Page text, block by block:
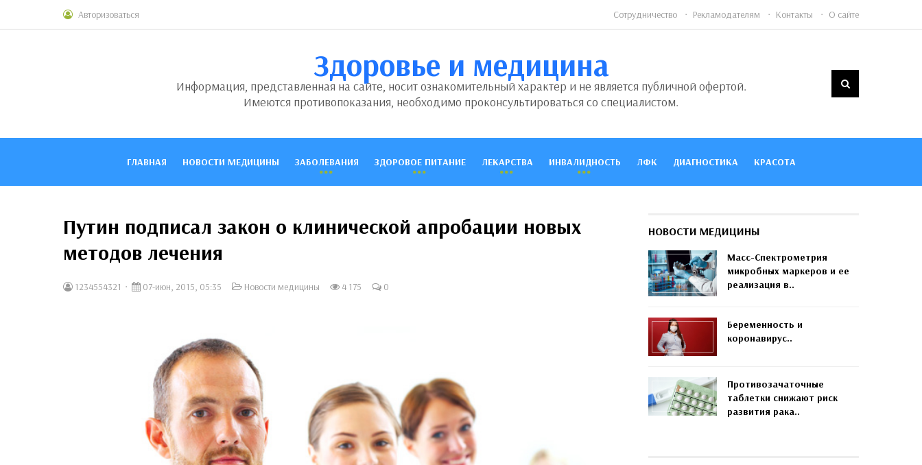
Авторизоваться Сотрудничество Рекламодателям Контакты О сайте
Здоровье и медицина
Информация, представленная на сайте, носит ознакомительный характер и не является публичной офертой.
Имеются противопоказания, необходимо проконсультироваться со специалистом.
ГЛАВНАЯ НОВОСТИ МЕДИЦИНЫ ЗАБОЛЕВАНИЯ ЗДОРОВОЕ ПИТАНИЕ ЛЕКАРСТВА ИНВАЛИДНОСТЬ ЛФК ДИАГНОСТИКА КРАСОТА
Путин подписал закон о клинической апробации новых
методов лечения
1234554321 07-июн, 2015, 05:35 Новости медицины 4 175 0
НОВОСТИ МЕДИЦИНЫ
Масс-Спектрометрия
микробных маркеров и ее
реализация в..
Беременность и
коронавирус..
Противозачаточные
таблетки снижают риск
развития рака..